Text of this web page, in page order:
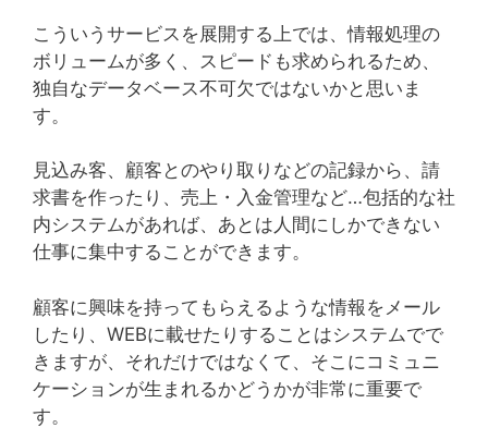
こういうサービスを展開する上では、情報処理の
ボリュームが多く、スピードも求められるため、
独自なデータベース不可欠ではないかと思いま
す。
見込み客、顧客とのやり取りなどの記録から、請
求書を作ったり、売上・入金管理など…包括的な社
内システムがあれば、あとは人間にしかできない
仕事に集中することができます。
顧客に興味を持ってもらえるような情報をメール
したり、WEBに載せたりすることはシステムでで
きますが、それだけではなくて、そこにコミュニ
ケーションが生まれるかどうかが非常に重要で
す。